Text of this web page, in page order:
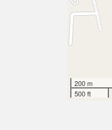
200 m
500 ft